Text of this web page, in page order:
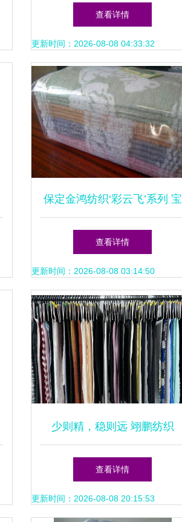
用与璀璨前程
查看详情
更新时间：2026-08-08 04:33:32
保定金鸿纺织‘彩云飞’系列 宝
宝舒适呵护的优质竹纤维童巾
专家
查看详情
更新时间：2026-08-08 03:14:50
少则精，稳则远 翊鹏纺织
的“慢增长”之道
查看详情
更新时间：2026-08-08 20:15:53